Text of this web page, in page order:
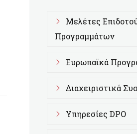
Μελέτες
Προγραμμάτων
Ευρωπαϊκά
Διαχειριστικά
Υπηρεσίες DPO